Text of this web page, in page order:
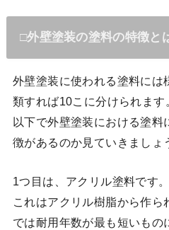
□外壁塗装の塗料の特徴と
外壁塗装に使われる塗料には
類すれば10こに分けられます
以下で外壁塗装における塗
徴があるのか見ていきましょ
1つ目は、アクリル塗料です。
これはアクリル樹脂から作
では耐用年数が最も短いもの